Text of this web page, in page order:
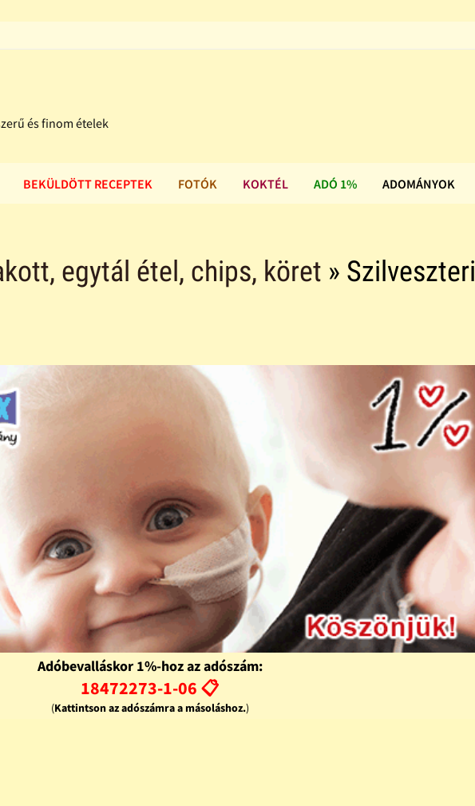
és finom ételek
BEKÜLDÖTT RECEPTEK FOTÓK KOKTÉL ADÓ 1% ADOMÁNYOK
egytál étel, chips, köret » Szilveszteri
Adóbevalláskor 1%-hoz az adószám:
18472273-1-06 📋
(Kattintson az adószámra a másoláshoz.)